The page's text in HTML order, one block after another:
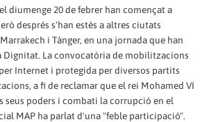
diumenge 20 de febrer han començat a
després s'han estès a altres ciutats
i Tànger, en una jornada que han
Dignitat. La convocatòria de mobilitzacions
Internet i protegida per diversos partits
a fi de reclamar que el rei Mohamed VI
seus poders i combati la corrupció en el
MAP ha parlat d'una "feble participació".